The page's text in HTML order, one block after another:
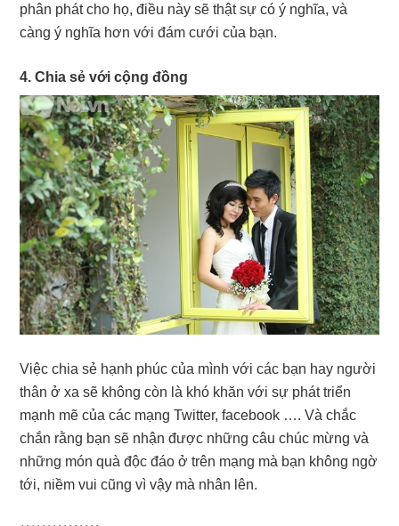
phân phát cho họ, điều này sẽ thật sự có ý nghĩa, và
càng ý nghĩa hơn với đám cưới của bạn.
4. Chia sẻ với cộng đồng
Việc chia sẻ hạnh phúc của mình với các bạn hay người
thân ở xa sẽ không còn là khó khăn với sự phát triển
mạnh mẽ của các mạng Twitter, facebook …. Và chắc
chắn rằng bạn sẽ nhận được những câu chúc mừng và
những món quà độc đáo ở trên mạng mà bạn không ngờ
tới, niềm vui cũng vì vậy mà nhân lên.